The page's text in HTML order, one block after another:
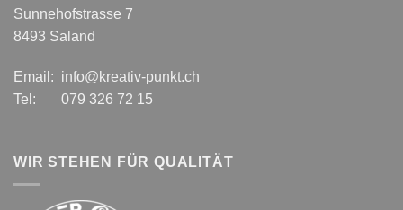
Sunnehofstrasse 7
8493 Saland
Email: info@kreativ-punkt.ch
Tel: 079 326 72 15
WIR STEHEN FÜR QUALITÄT